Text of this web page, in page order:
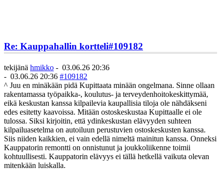
Re: Kauppahallin kortteli#109182
tekijänä hmikko - 03.06.26 20:36
- 03.06.26 20:36 #109182
^ Juu en minäkään pidä Kupittaata minään ongelmana. Sinne ollaan
rakentamassa työpaikka-, koulutus- ja terveydenhoitokeskittymää,
eikä keskustan kanssa kilpailevia kaupallisia tiloja ole nähdäkseni
edes esitetty kaavoissa. Mitään ostoskeskustaa Kupittaalle ei ole
tulossa. Siksi kirjoitin, että ydinkeskustan elävyyden suhteen
kilpailuasetelma on autoiluun perustuvien ostoskeskusten kanssa.
Siis niiden kaikkien, ei vain edellä nimeltä mainitun kanssa. Onneksi
Kauppatorin remontti on onnistunut ja joukkoliikenne toimii
kohtuullisesti. Kauppatorin elävyys ei tällä hetkellä vaikuta olevan
mitenkään luiskalla.